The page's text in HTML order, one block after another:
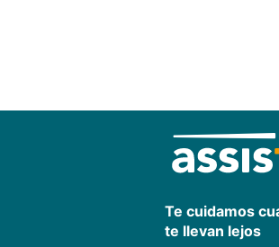
Te cuidamos
te llevan lejos